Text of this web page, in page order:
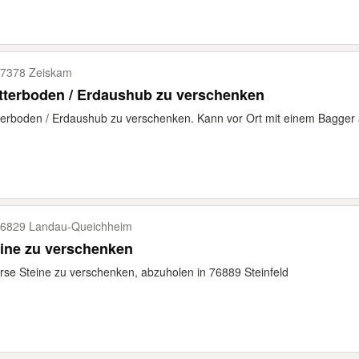
Zeiskam
/ Erdaushub zu verschenken
/ Erdaushub zu verschenken. Kann vor Ort mit einem
Landau-​Queichheim
zu verschenken
Steine zu verschenken, abzuholen in 76889 Steinfeld